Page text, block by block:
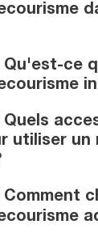
Qu'est-ce
Quels
utiliser un
Comment